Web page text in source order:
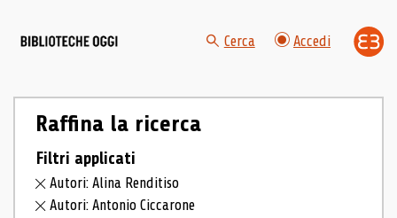
Cerca Accedi
Raffina la ricerca
Filtri applicati
Autori: Alina Renditiso
Autori: Antonio Ciccarone